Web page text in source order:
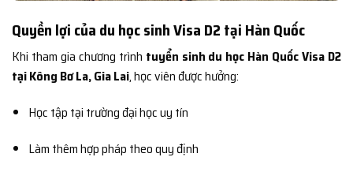
Quyền lợi của du học sinh Visa D2 tại Hàn Quốc
Khi tham gia chương trình tuyển sinh du học Hàn Quốc Visa D2
tại Kông Bơ La, Gia Lai, học viên được hưởng:
Học tập tại trường đại học uy tín
Làm thêm hợp pháp theo quy định